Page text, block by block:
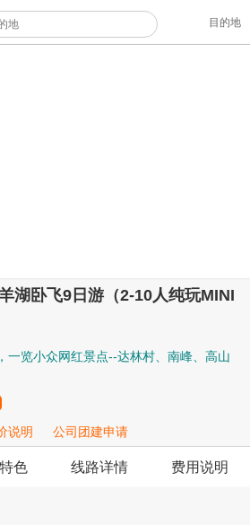
目的地
湖卧飞9日游（2-10人纯玩MINI
一览小众网红景点--达林村、南峰、高山
说明 公司团建申请
色 线路详情 费用说明